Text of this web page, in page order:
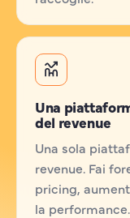
Una
del revenue
Una sola
revenue. Fai
pricing,
la performance.